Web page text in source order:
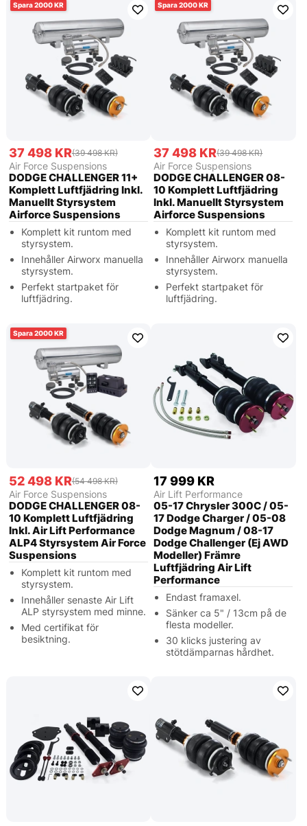
2000
37 498 KR(39 498 KR)
Air Force Suspensions
DODGE CHALLENGER 11+
Komplett Luftfjädring Inkl.
Manuellt Styrsystem
Airforce Suspensions
Komplett kit runtom med
styrsystem.
Innehåller Airworx manuella
styrsystem.
Perfekt startpaket för
luftfjädring.
2000
37 498 KR(39 498 KR)
Air Force Suspensions
DODGE CHALLENGER 08-
10 Komplett Luftfjädring
Inkl. Manuellt Styrsystem
Airforce Suspensions
Komplett kit runtom med
styrsystem.
Innehåller Airworx manuella
styrsystem.
Perfekt startpaket för
luftfjädring.
2000
52 498 KR(54 498 KR)
Air Force Suspensions
DODGE CHALLENGER 08-
10 Komplett Luftfjädring
Inkl. Air Lift Performance
ALP4 Styrsystem Air Force
Suspensions
Komplett kit runtom med
styrsystem.
Innehåller senaste Air Lift
ALP styrsystem med minne.
Med certifikat för
besiktning.
17 999 KR
Air Lift Performance
05-17 Chrysler 300C / 05-
17 Dodge Charger / 05-08
Dodge Magnum / 08-17
Dodge Challenger (Ej AWD
Modeller) Främre
Luftfjädring Air Lift
Performance
Endast framaxel.
Sänker ca 5" / 13cm på de
flesta modeller.
30 klicks justering av
stötdämparnas hårdhet.